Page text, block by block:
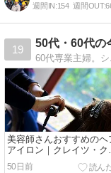
週間IN:154 週間OUT:
19
50代・60代の
美容師さんおすすめのヘ
アイロン｜クレイツ・ク
インストレート
50日前